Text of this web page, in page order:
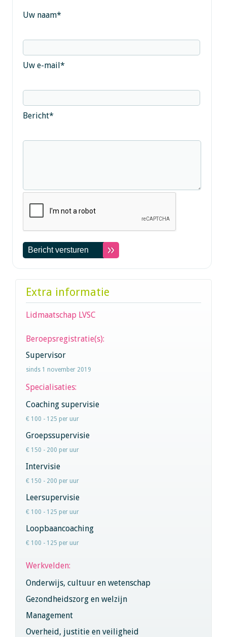
Uw naam*
Uw e-mail*
Bericht*
Extra informatie
Lidmaatschap LVSC
Beroepsregistratie(s):
Supervisor
sinds 1 november 2019
Specialisaties:
Coaching supervisie
€ 100 - 125 per uur
Groepssupervisie
€ 150 - 200 per uur
Intervisie
€ 150 - 200 per uur
Leersupervisie
€ 100 - 125 per uur
Loopbaancoaching
€ 100 - 125 per uur
Werkvelden:
Onderwijs, cultuur en wetenschap
Gezondheidszorg en welzijn
Management
Overheid, justitie en veiligheid